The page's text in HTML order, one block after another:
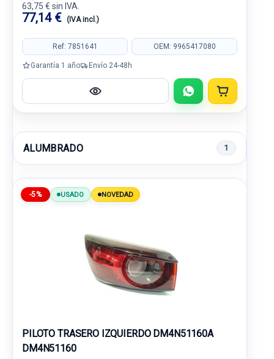
63,75 € sin IVA.
77,14 € (IVA incl.)
Ref: 7851641 OEM: 9965417080
Garantía 1 año Envío 24-48h
ALUMBRADO 1
-5% USADO NOVEDAD
PILOTO TRASERO IZQUIERDO DM4N51160A
DM4N51160